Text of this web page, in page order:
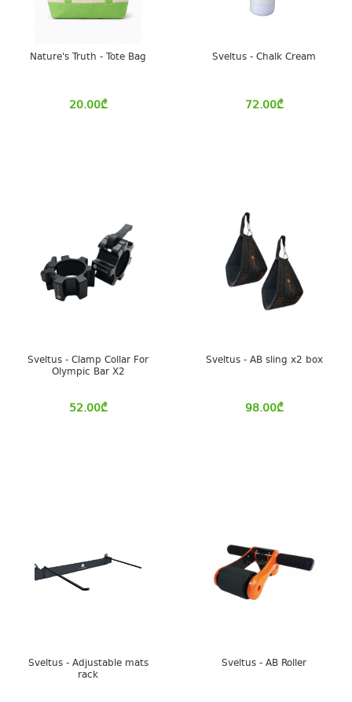
Nature's Truth - Tote Bag
20.00₾
Sveltus - Chalk Cream
72.00₾
Sveltus - Clamp Collar For
Olympic Bar X2
52.00₾
Sveltus - AB sling x2 box
98.00₾
Sveltus - Adjustable mats
rack
Sveltus - AB Roller